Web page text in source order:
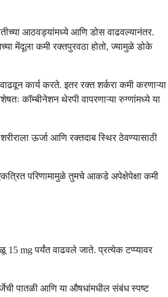
आठवड्यांमध्ये आणि डोस वाढवल्यानंतर.
मेंदूला कमी रक्तपुरवठा होतो, ज्यामुळे डोके
कार्य करते. इतर रक्त शर्करा कमी करणाऱ्या
कॉम्बीनेशन थेरपी वापरणाऱ्या रुग्णांमध्ये या
ऊर्जा आणि रक्तदाब स्थिर ठेवण्यासाठी
परिणामामुळे तुमचे आकडे अपेक्षेपेक्षा कमी
mg पर्यंत वाढवले ​​जाते. प्रत्येक टप्प्यावर
पातळी आणि या औषधांमधील संबंध स्पष्ट